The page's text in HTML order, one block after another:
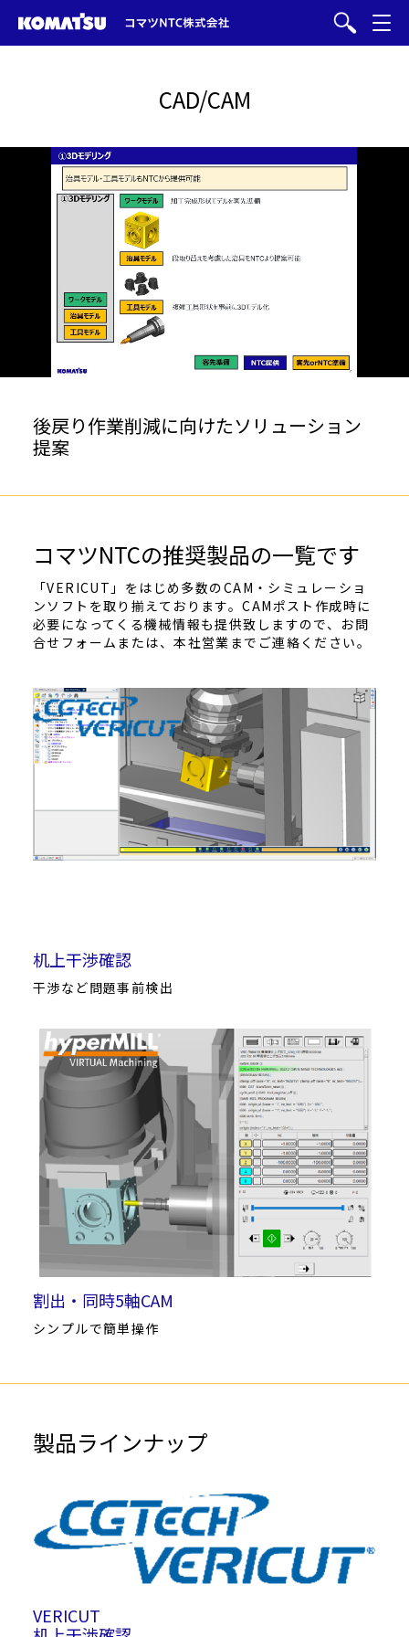
CAD/CAM
後戻り作業削減に向けたソリューション
提案
コマツNTCの推奨製品の一覧です
「VERICUT」をはじめ多数のCAM・シミュレーショ
ンソフトを取り揃えております。CAMポスト作成時に
必要になってくる機械情報も提供致しますので、お問
合せフォームまたは、本社営業までご連絡ください。
机上干渉確認
干渉など問題事前検出
割出・同時5軸CAM
シンプルで簡単操作
製品ラインナップ
VERICUT